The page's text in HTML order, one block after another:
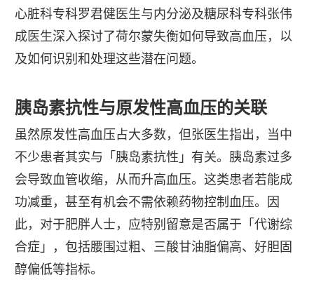
心脏科专科罗君健医生与内分泌及糖尿科专科张伟
成医生深入探讨了荷尔蒙失衡如何导致高血压，以
及如何识别和处理这些潜在问题。
胰岛素抗性与原发性高血压的关联
虽然原发性高血压占大多数，但张医生指出，当中
不少患者其实与「胰岛素抗性」有关。胰岛素过多
会导致血管收缩，从而升高血压。这类患者若能成
功减重，甚至有机会不需依赖药物控制血压。因
此，对于肥胖人士，应特别留意是否属于「代谢综
合症」，包括腰围过粗、三酸甘油脂偏高、好胆固
醇偏低等指标。